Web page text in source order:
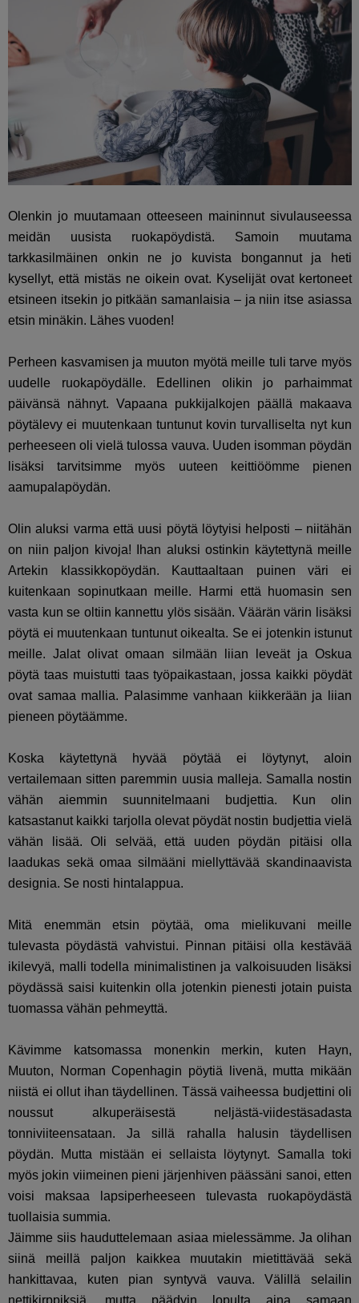
Olenkin jo muutamaan otteeseen maininnut sivulauseessa
meidän uusista ruokapöydistä. Samoin muutama
tarkkasilmäinen onkin ne jo kuvista bongannut ja heti
kysellyt, että mistäs ne oikein ovat. Kyselijät ovat kertoneet
etsineen itsekin jo pitkään samanlaisia – ja niin itse asiassa
etsin minäkin. Lähes vuoden!
Perheen kasvamisen ja muuton myötä meille tuli tarve myös
uudelle ruokapöydälle. Edellinen olikin jo parhaimmat
päivänsä nähnyt. Vapaana pukkijalkojen päällä makaava
pöytälevy ei muutenkaan tuntunut kovin turvalliselta nyt kun
perheeseen oli vielä tulossa vauva. Uuden isomman pöydän
lisäksi tarvitsimme myös uuteen keittiöömme pienen
aamupalapöydän.
Olin aluksi varma että uusi pöytä löytyisi helposti – niitähän
on niin paljon kivoja! Ihan aluksi ostinkin käytettynä meille
Artekin klassikkopöydän. Kauttaaltaan puinen väri ei
kuitenkaan sopinutkaan meille. Harmi että huomasin sen
vasta kun se oltiin kannettu ylös sisään. Väärän värin lisäksi
pöytä ei muutenkaan tuntunut oikealta. Se ei jotenkin istunut
meille. Jalat olivat omaan silmään liian leveät ja Oskua
pöytä taas muistutti taas työpaikastaan, jossa kaikki pöydät
ovat samaa mallia. Palasimme vanhaan kiikkerään ja liian
pieneen pöytäämme.
Koska käytettynä hyvää pöytää ei löytynyt, aloin
vertailemaan sitten paremmin uusia malleja. Samalla nostin
vähän aiemmin suunnitelmaani budjettia. Kun olin
katsastanut kaikki tarjolla olevat pöydät nostin budjettia vielä
vähän lisää. Oli selvää, että uuden pöydän pitäisi olla
laadukas sekä omaa silmääni miellyttävää skandinaavista
designia. Se nosti hintalappua.
Mitä enemmän etsin pöytää, oma mielikuvani meille
tulevasta pöydästä vahvistui. Pinnan pitäisi olla kestävää
ikilevyä, malli todella minimalistinen ja valkoisuuden lisäksi
pöydässä saisi kuitenkin olla jotenkin pienesti jotain puista
tuomassa vähän pehmeyttä.
Kävimme katsomassa monenkin merkin, kuten Hayn,
Muuton, Norman Copenhagin pöytiä livenä, mutta mikään
niistä ei ollut ihan täydellinen. Tässä vaiheessa budjettini oli
noussut alkuperäisestä neljästä-viidestäsadasta
tonniviiteensataan. Ja sillä rahalla halusin täydellisen
pöydän. Mutta mistään ei sellaista löytynyt. Samalla toki
myös jokin viimeinen pieni järjenhiven päässäni sanoi, etten
voisi maksaa lapsiperheeseen tulevasta ruokapöydästä
tuollaisia summia.
Jäimme siis hauduttelemaan asiaa mielessämme. Ja olihan
siinä meillä paljon kaikkea muutakin mietittävää sekä
hankittavaa, kuten pian syntyvä vauva. Välillä selailin